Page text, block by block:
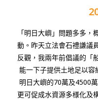
「明日大嶼」問題多多
動。昨天立法會石禮謙議
反觀，我兩年前倡議的「
能一下子提供土地足以
明日大嶼的70萬及4500
更可促成水資源多様化及